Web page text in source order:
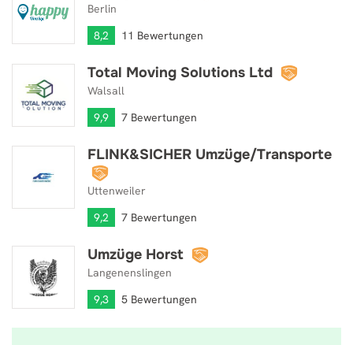
Berlin
8,2
11 Bewertungen
Total Moving Solutions Ltd
Walsall
9,9
7 Bewertungen
Total Moving Solutions Ltd
FLINK&SICHER Umzüge/Transporte
Uttenweiler
9,2
7 Bewertungen
FLINK&SICHER Umzüge/Transporte
Umzüge Horst
Langenenslingen
9,3
5 Bewertungen
Umzüge Horst